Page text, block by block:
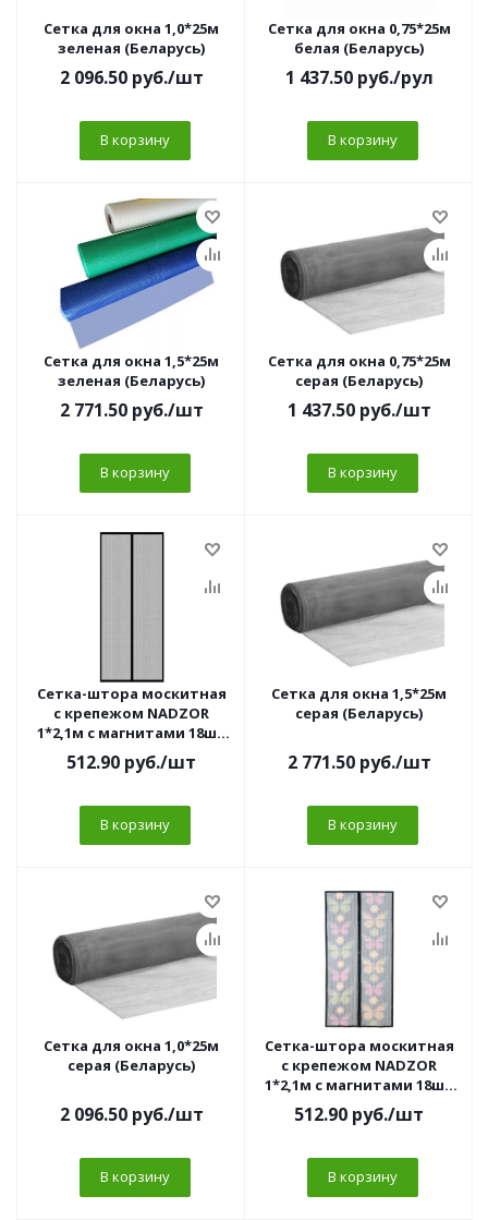
Сетка для окна 1,0*25м
зеленая (Беларусь)
2 096.50руб./шт
В корзину
Сетка для окна 0,75*25м
белая (Беларусь)
1 437.50руб./рул
В корзину
Сетка для окна 1,5*25м
зеленая (Беларусь)
2 771.50руб./шт
В корзину
Сетка для окна 0,75*25м
серая (Беларусь)
1 437.50руб./шт
В корзину
Сетка-штора москитная
с крепежом NADZOR
1*2,1м с магнитами 18шт
пакет ЧЕРНАЯ 1/20
512.90 руб./шт
В корзину
Сетка для окна 1,5*25м
серая (Беларусь)
2 771.50руб./шт
В корзину
Сетка для окна 1,0*25м
серая (Беларусь)
2 096.50руб./шт
В корзину
Сетка-штора москитная
с крепежом NADZOR
1*2,1м с магнитами 18шт
пакет УЗОР 1/20
512.90 руб./шт
В корзину